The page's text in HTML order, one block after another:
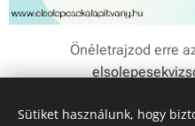
Önéletrajzod erre
Sütiket használunk, hogy